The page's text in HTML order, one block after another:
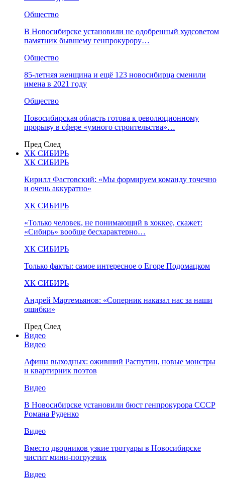
Общество
В Новосибирске установили не одобренный худсоветом
памятник бывшему генпрокурору…
Общество
85-летняя женщина и ещё 123 новосибирца сменили
имена в 2021 году
Общество
Новосибирская область готова к революционному
прорыву в сфере «умного строительства»…
Пред След
ХК СИБИРЬ
ХК СИБИРЬ
Кирилл Фастовский: «Мы формируем команду точечно
и очень аккуратно»
ХК СИБИРЬ
«Только человек, не понимающий в хоккее, скажет:
«Сибирь» вообще бесхарактерно…
ХК СИБИРЬ
Только факты: самое интересное о Егоре Подомацком
ХК СИБИРЬ
Андрей Мартемьянов: «Соперник наказал нас за наши
ошибки»
Пред След
Видео
Видео
Афиша выходных: оживший Распутин, новые монстры
и квартирник поэтов
Видео
В Новосибирске установили бюст генпрокурора СССР
Романа Руденко
Видео
Вместо дворников узкие тротуары в Новосибирске
чистит мини-погрузчик
Видео